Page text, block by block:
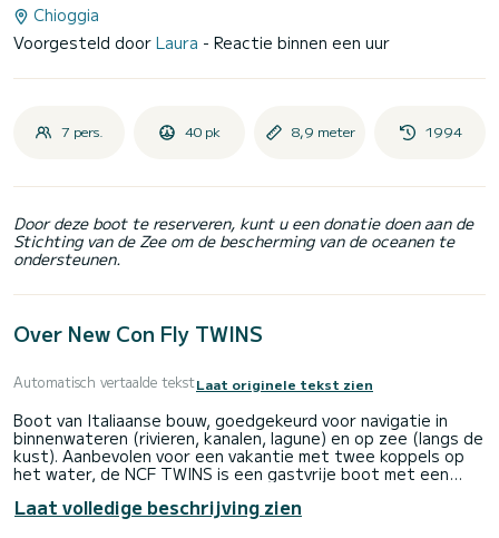
Chioggia
Voorgesteld door Laura - Reactie binnen een uur
7 pers. 40 pk 8,9 meter 1994
Door deze boot te reserveren, kunt u een donatie doen aan de
Stichting van de Zee om de bescherming van de oceanen te
ondersteunen.
Over New Con Fly TWINS
Automatisch vertaalde tekstLaat originele tekst zien
Boot van Italiaanse bouw, goedgekeurd voor navigatie in
binnenwateren (rivieren, kanalen, lagune) en op zee (langs de
kust). Aanbevolen voor een vakantie met twee koppels op
het water, de NCF TWINS is een gastvrije boot met een
tweepersoonsslaapkamers voorzien van kasten en lades.
Twee hutten met douche, wastafel en toilet (één
Laat volledige beschrijving zien